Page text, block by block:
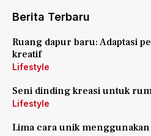
Berita Terbaru
Ruang dapur baru: Adaptasi
kreatif
Lifestyle
Seni dinding kreasi untuk
Lifestyle
Lima cara unik